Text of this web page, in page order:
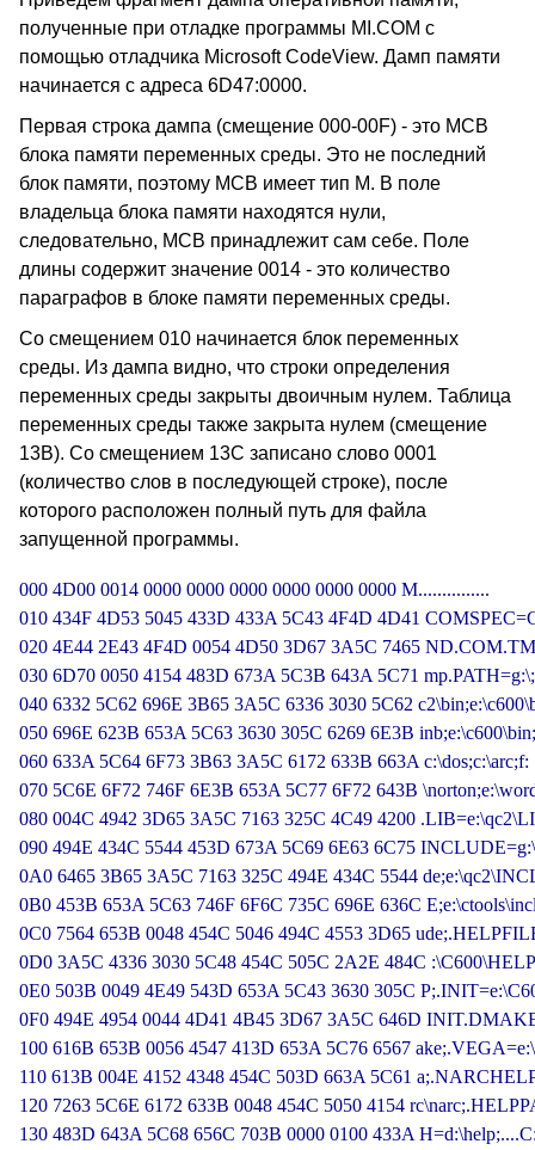
полученные при отладке программы MI.COM с
помощью отладчика Microsoft CodeView. Дамп памяти
начинается с адреса 6D47:0000.
Первая строка дампа (смещение 000-00F) - это MCB
блока памяти переменных среды. Это не последний
блок памяти, поэтому MCB имеет тип M. В поле
владельца блока памяти находятся нули,
следовательно, MCB принадлежит сам себе. Поле
длины содержит значение 0014 - это количество
параграфов в блоке памяти переменных среды.
Со смещением 010 начинается блок переменных
среды. Из дампа видно, что строки определения
переменных среды закрыты двоичным нулем. Таблица
переменных среды также закрыта нулем (смещение
13B). Со смещением 13C записано слово 0001
(количество слов в последующей строке), после
которого расположен полный путь для файла
запущенной программы.
000 4D00 0014 0000 0000 0000 0000 0000 0000 M...............
010 434F 4D53 5045 433D 433A 5C43 4F4D 4D41
020 4E44 2E43 4F4D 0054 4D50 3D67 3A5C 7465
030 6D70 0050 4154 483D 673A 5C3B 643A 5C71
040 6332 5C62 696E 3B65 3A5C 6336 3030 5C62
050 696E 623B 653A 5C63 3630 305C 6269 6E3B inb;e:\c600\bin;
060 633A 5C64 6F73 3B63 3A5C 6172 633B 663A c:\dos;c:\arc;f:
070 5C6E 6F72 746F 6E3B 653A 5C77 6F72 643B
080 004C 4942 3D65 3A5C 7163 325C 4C49 4200
090 494E 434C 5544 453D 673A 5C69 6E63 6C75
0A0 6465 3B65 3A5C 7163 325C 494E 434C 5544
0B0 453B 653A 5C63 746F 6F6C 735C 696E 636C
0C0 7564 653B 0048 454C 5046 494C 4553 3D65
0D0 3A5C 4336 3030 5C48 454C 505C 2A2E 484C
0E0 503B 0049 4E49 543D 653A 5C43 3630 305C
0F0 494E 4954 0044 4D41 4B45 3D67 3A5C 646D
100 616B 653B 0056 4547 413D 653A 5C76 6567
110 613B 004E 4152 4348 454C 503D 663A 5C61
120 7263 5C6E 6172 633B 0048 454C 5050 4154
130 483D 643A 5C68 656C 703B 0000 0100 433A